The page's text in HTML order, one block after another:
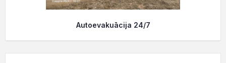
Autoevakuācija 24/7